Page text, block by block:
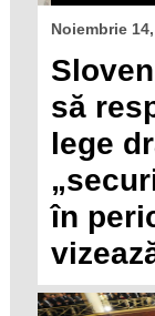
Noiembrie
să
lege
în